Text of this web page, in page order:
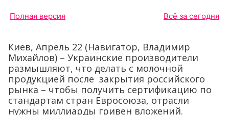
Полная версия Всё за сегодня
Киев, Апрель 22 (Навигатор, Владимир
Михайлов) – Украинские производители
размышляют, что делать с молочной
продукцией после закрытия российского
рынка – чтобы получить сертификацию по
стандартам стран Евросоюза, отрасли
нужны миллиарды гривен вложений.